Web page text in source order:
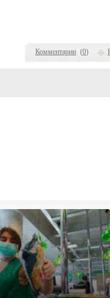
Комментарии (0)